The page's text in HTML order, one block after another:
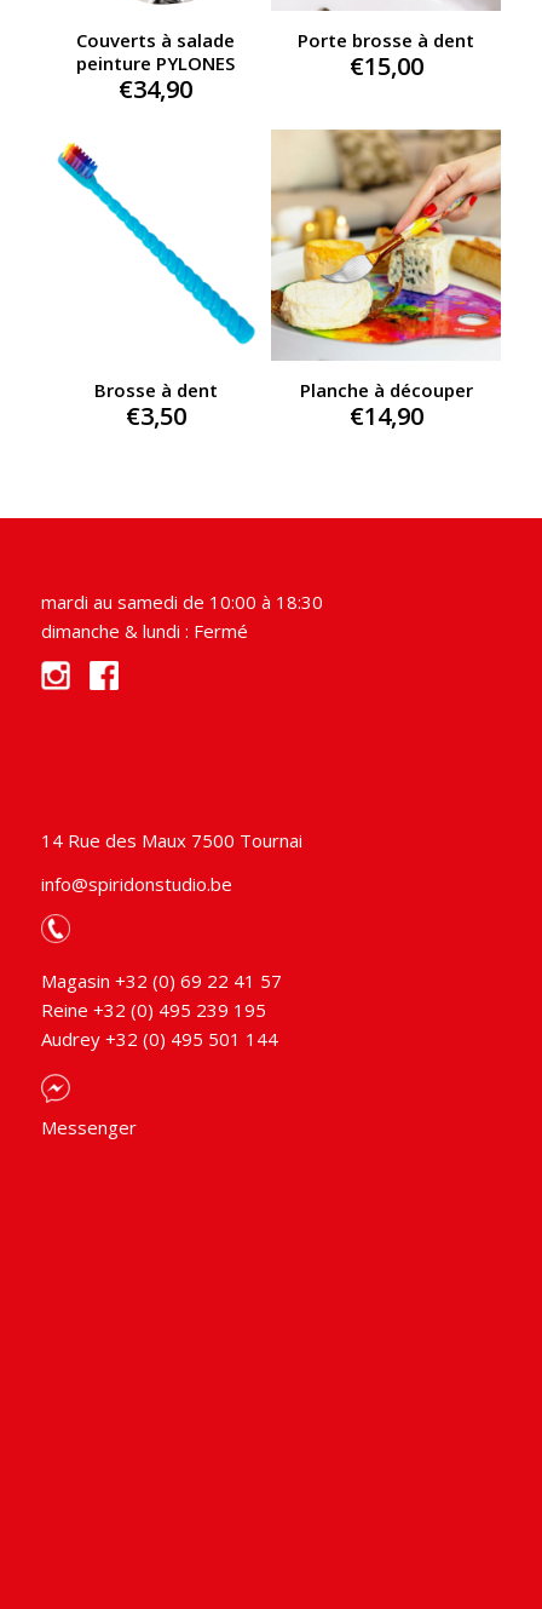
Couverts à salade
peinture PYLONES
€34,90
Porte brosse à dent
€15,00
Brosse à dent
€3,50
Planche à découper
€14,90
mardi au samedi de 10:00 à 18:30
dimanche & lundi : Fermé
14 Rue des Maux 7500 Tournai
info@spiridonstudio.be
Magasin +32 (0) 69 22 41 57
Reine +32 (0) 495 239 195
Audrey +32 (0) 495 501 144
Messenger